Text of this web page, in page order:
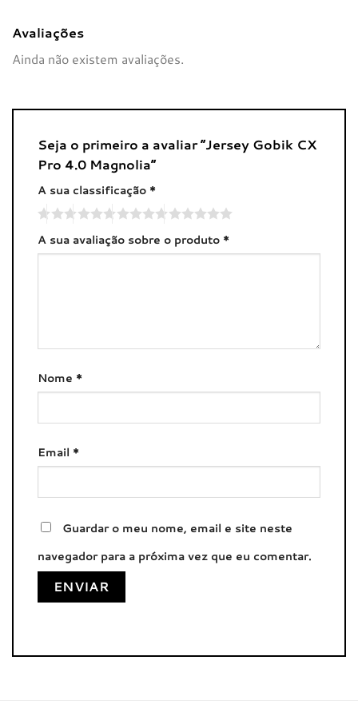
Avaliações
Ainda não existem avaliações.
Seja o primeiro a avaliar “Jersey Gobik CX
Pro 4.0 Magnolia”
A sua classificação *
A sua avaliação sobre o produto *
Nome *
Email *
Guardar o meu nome, email e site neste
navegador para a próxima vez que eu comentar.